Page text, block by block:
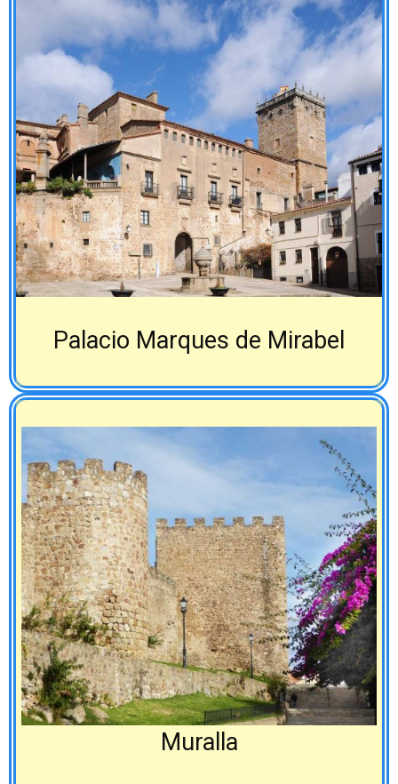
Palacio Marques de Mirabel
Muralla